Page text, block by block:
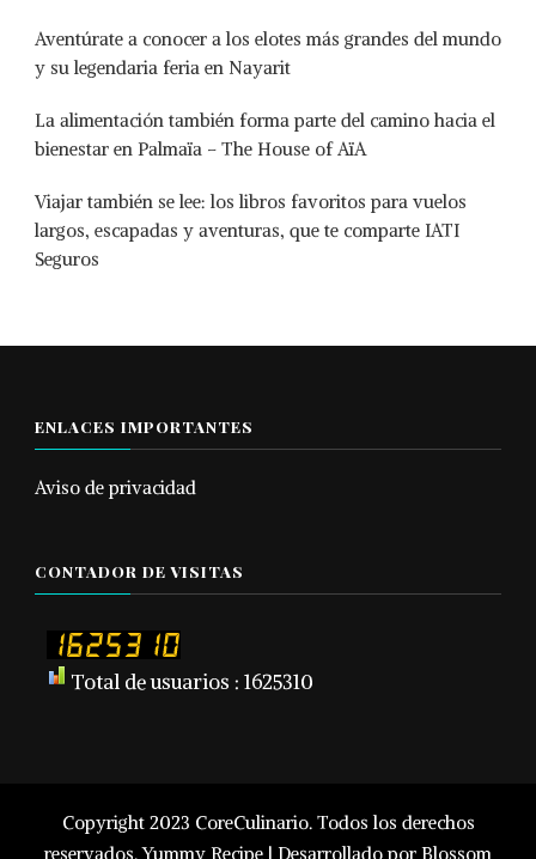
Aventúrate a conocer a los elotes más grandes del mundo
y su legendaria feria en Nayarit
La alimentación también forma parte del camino hacia el
bienestar en Palmaïa – The House of AïA
Viajar también se lee: los libros favoritos para vuelos
largos, escapadas y aventuras, que te comparte IATI
Seguros
ENLACES IMPORTANTES
Aviso de privacidad
CONTADOR DE VISITAS
Total de usuarios : 1625310
Copyright 2023 CoreCulinario. Todos los derechos
reservados.Yummy Recipe | Desarrollado por Blossom